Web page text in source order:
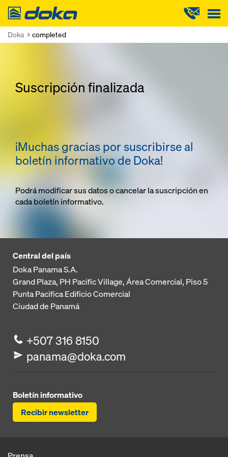
Doka
Doka completed
Suscripción finalizada
¡Muchas gracias por suscribirse al
boletín informativo de Doka!
Podrá modificar sus datos o cancelar la suscripción en
cada boletín informativo.
Central del país
Doka Panama S.A.
Grand Plaza, PH Pacific Village, Área Comercial, Piso 5
Punta PacificaEdificio Comercial
Ciudad de Panamá
+507 316 8150
panama@doka.com
Boletín informativo
Recibir newsletter